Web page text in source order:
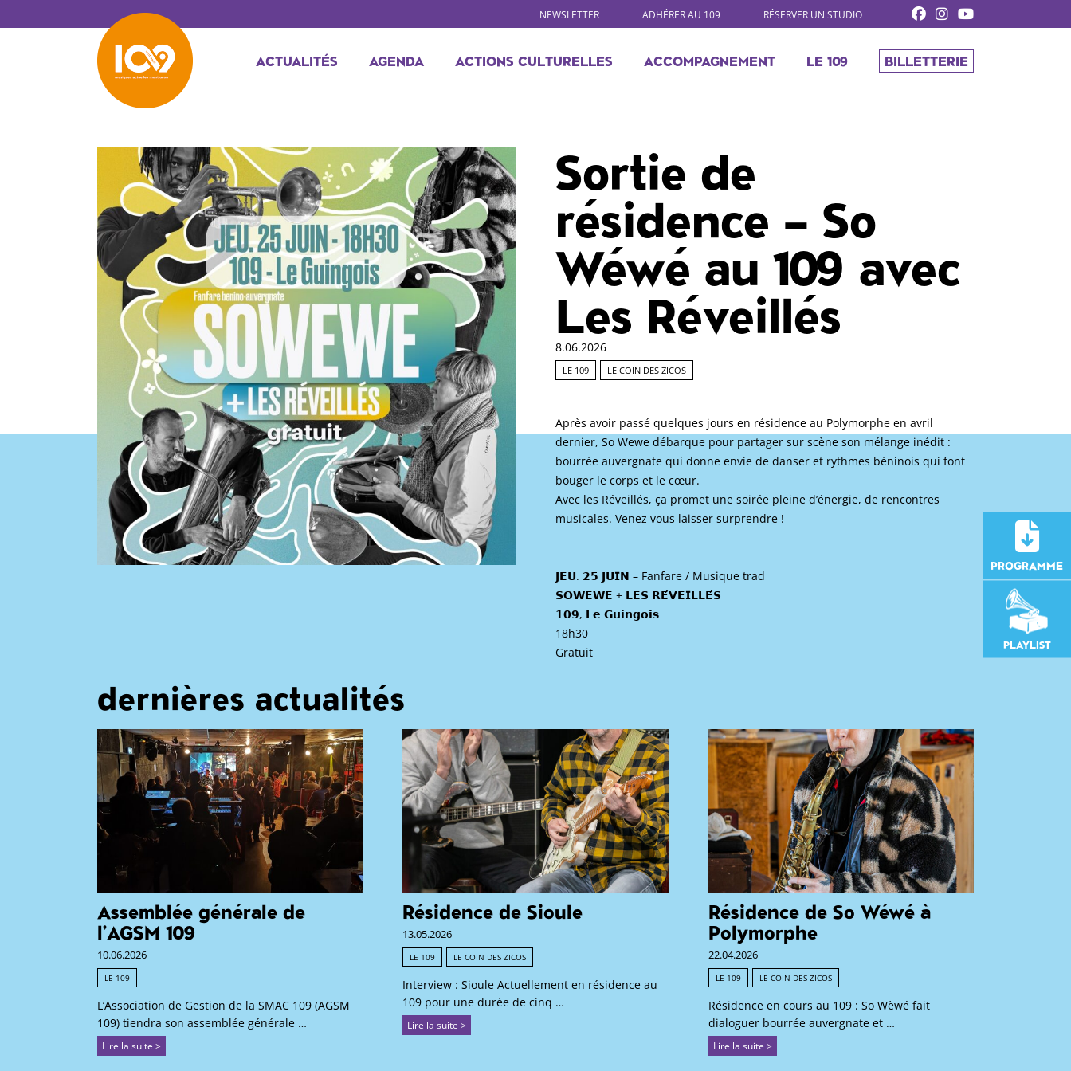
NEWSLETTER ADHÉRER AU 109 RÉSERVER UN STUDIO
ACTUALITÉS AGENDA ACTIONS CULTURELLES ACCOMPAGNEMENT LE 109 BILLETTERIE
Sortie de
résidence – So
Wéwé au 109 avec
Les Réveillés
8.06.2026
LE 109 LE COIN DES ZICOS
Après avoir passé quelques jours en résidence au Polymorphe en avril
dernier, So Wewe débarque pour partager sur scène son mélange inédit :
bourrée auvergnate qui donne envie de danser et rythmes béninois qui font
bouger le corps et le cœur.
Avec les Réveillés, ça promet une soirée pleine d’énergie, de rencontres
musicales. Venez vous laisser surprendre !
𝗝𝗘𝗨. 𝟮𝟱 𝗝𝗨𝗜𝗡 – Fanfare / Musique trad
𝗦𝗢𝗪𝗘𝗪𝗘 + 𝗟𝗘𝗦 𝗥𝗘́𝗩𝗘𝗜𝗟𝗟𝗘́𝗦
𝟭𝟬𝟵, 𝗟𝗲 𝗚𝘂𝗶𝗻𝗴𝗼𝗶𝘀
18h30
Gratuit
dernières actualités
Assemblée générale de
l’AGSM 109
10.06.2026
LE 109
L’Association de Gestion de la SMAC 109 (AGSM
109) tiendra son assemblée générale …
Lire la suite >
Résidence de Sioule
13.05.2026
LE 109 LE COIN DES ZICOS
Interview : Sioule Actuellement en résidence au
109 pour une durée de cinq …
Lire la suite >
Résidence de So Wéwé à
Polymorphe
22.04.2026
LE 109 LE COIN DES ZICOS
Résidence en cours au 109 : So Wèwé fait
dialoguer bourrée auvergnate et …
Lire la suite >
PROGRAMME
PLAYLIST